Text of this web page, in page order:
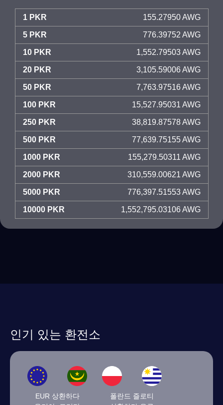
1 PKR 155.27950 AWG
5 PKR 776.39752 AWG
10 PKR 1,552.79503 AWG
20 PKR 3,105.59006 AWG
50 PKR 7,763.97516 AWG
100 PKR 15,527.95031 AWG
250 PKR 38,819.87578 AWG
500 PKR 77,639.75155 AWG
1000 PKR 155,279.50311 AWG
2000 PKR 310,559.00621 AWG
5000 PKR 776,397.51553 AWG
10000 PKR 1,552,795.03106 AWG
인기 있는 환전소
EUR 상환하다
폴란드 즐로티